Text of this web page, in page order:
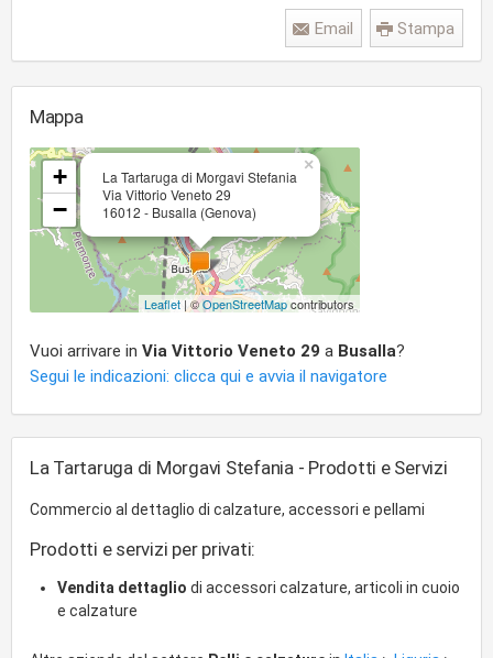
Stampa
Email
Mappa
La Tartaruga di Morgavi Stefania
Via Vittorio Veneto 29
16012 - Busalla (Genova)
×
+
−
Leaflet | ©OpenStreetMapcontributors
Vuoi arrivare in Via Vittorio Veneto 29 a Busalla?
Segui le indicazioni: clicca qui e avvia il navigatore
La Tartaruga di Morgavi Stefania - Prodotti e Servizi
Commercio al dettaglio di calzature, accessori e pellami
Prodotti e servizi per privati:
Vendita dettaglio di accessori calzature, articoli in cuoio
e calzature